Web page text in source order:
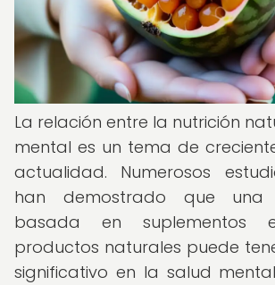
La relación entre la nutrición
mental es un tema de
actualidad. Numerosos
han demostrado que una
basada en suplementos
productos naturales puede
significativo en la salud